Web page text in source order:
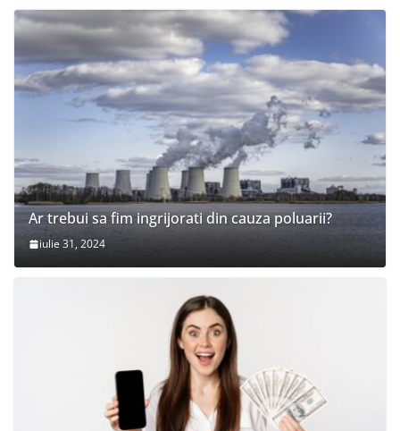
Ar trebui sa fim ingrijorati din cauza poluarii?
iulie 31, 2024